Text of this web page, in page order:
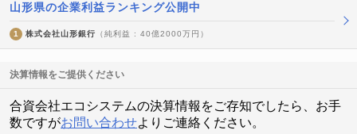
山形県の企業利益ランキング公開中
1 株式会社山形銀行 （純利益 : 40億2000万円）
決算情報をご提供ください
合資会社エコシステムの決算情報をご存知でしたら、お手
数ですがお問い合わせよりご連絡ください。